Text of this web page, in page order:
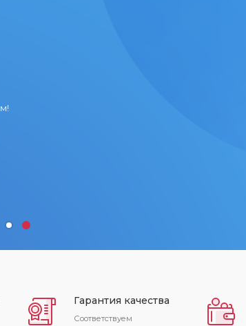
Гарантия качества
Соответствуем